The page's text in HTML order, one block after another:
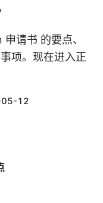
请书 的要点、
项。现在进入正
12